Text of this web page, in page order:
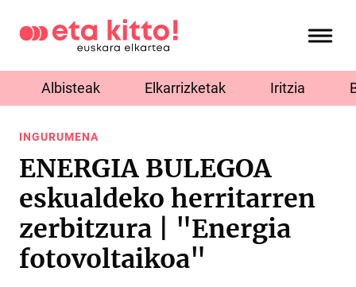
Albisteak Elkarrizketak Iritzia
INGURUMENA
ENERGIA BULEGOA
eskualdeko herritarren
zerbitzura | "Energia
fotovoltaikoa"